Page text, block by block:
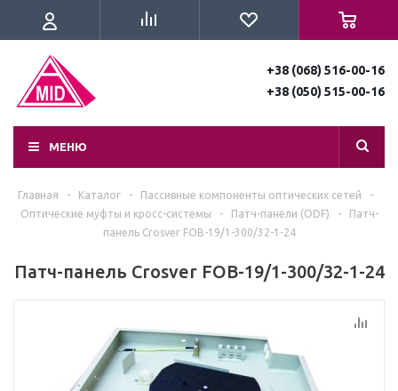
+38 (068) 516-00-16
+38 (050) 515-00-16
МЕНЮ
Главная - Каталог - Пассивные компоненты оптических сетей
-
Оптические муфты и кросс-системы
- Патч-панели (ODF) -
Патч-
панель Crosver FOB-19/1-300/32-1-24
Патч-панель Crosver FOB-19/1-300/32-1-24